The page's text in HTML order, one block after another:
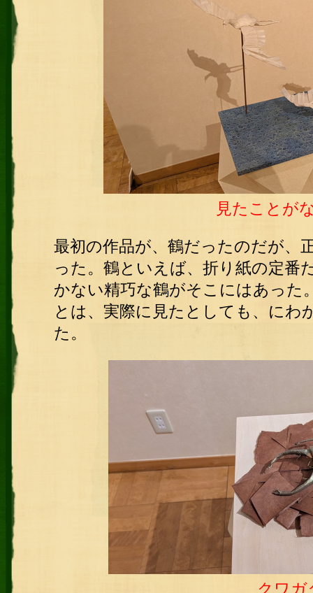
見たことが
最初の作品が、鶴だったのだが、
った。鶴といえば、折り紙の定番
かない精巧な鶴がそこにはあった
とは、実際に見たとしても、にわ
た。
クワガ